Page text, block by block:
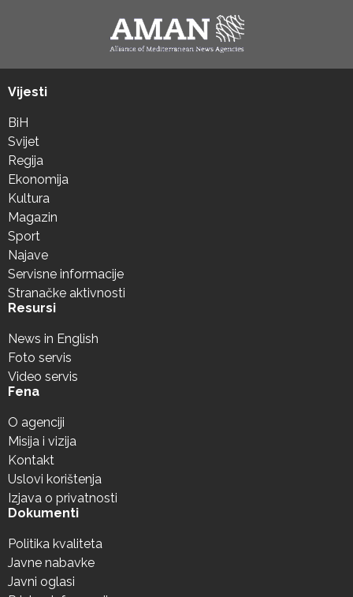
Vijesti
BiH
Svijet
Regija
Ekonomija
Kultura
Magazin
Sport
Najave
Servisne informacije
Stranačke aktivnosti
Resursi
News in English
Foto servis
Video servis
Fena
O agenciji
Misija i vizija
Kontakt
Uslovi korištenja
Izjava o privatnosti
Dokumenti
Politika kvaliteta
Javne nabavke
Javni oglasi